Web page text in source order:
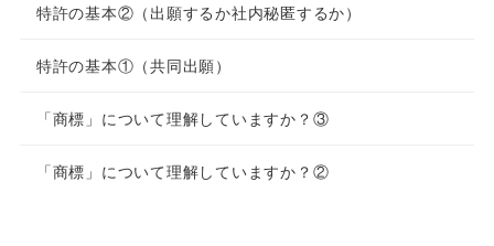
特許の基本②（出願するか社内秘匿するか）
特許の基本①（共同出願）
「商標」について理解していますか？③
「商標」について理解していますか？②